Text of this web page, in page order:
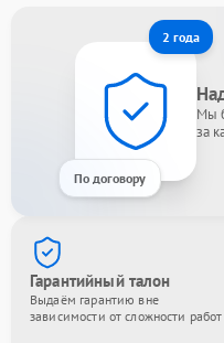
2 года
По договору
Мы
за
Гарантийный талон
Выдаём гарантию вне
зависимости от сложности работ